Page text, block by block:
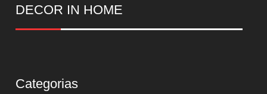
DECOR IN HOME
Categorias